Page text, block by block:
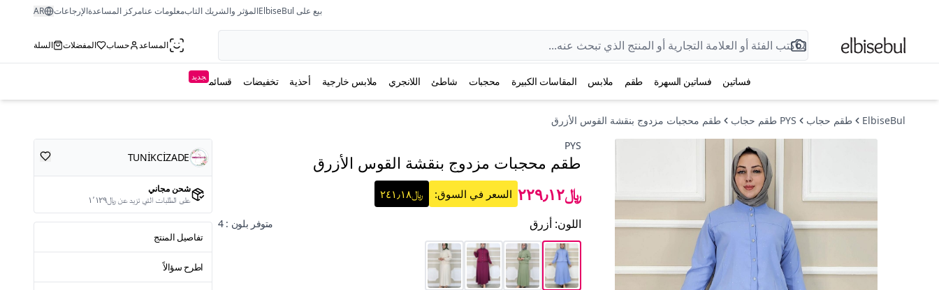
بيع على ElbiseBul المؤثر والشريك التابمعلومات عنامركز المساعدةالإرجاعات AR
المساعد حساب المفضلات السلة
فساتين فساتين السهرة طقم ملابس المقاسات الكبيرة محجبات شاطئ اللانجري ملابس خارجية أحذية تخفيضات قسائم جديد
ElbiseBul طقم حجاب PYS طقم حجاب
طقم محجبات مزدوج بنقشة القوس الأزرق
PYS
طقم محجبات مزدوج بنقشة القوس الأزرق
﷼٢٢٩٫١٢
السعر في السوق: ﷼٢٤١٫١٨
اللون: أزرق متوفر بلون : 4
TUNİKCİZADE
شحن مجاني
على الطلبات التي تزيد عن ﷼١٬١٢٩
تفاصيل المنتج
اطرح سؤالاً